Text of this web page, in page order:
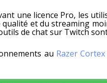
une licence Pro, les
et du streaming
de chat sur Twitch
au Razer